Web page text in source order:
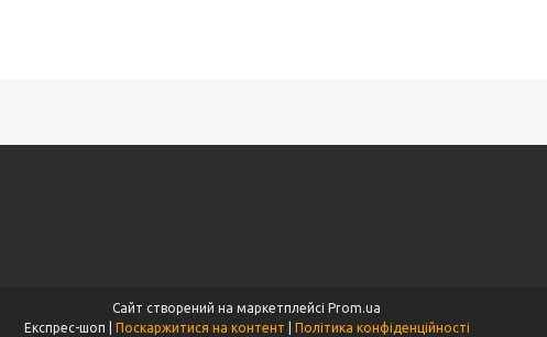
Сайт створений на маркетплейсі Prom.ua
Поскаржитися на контент Політика конфіденційності